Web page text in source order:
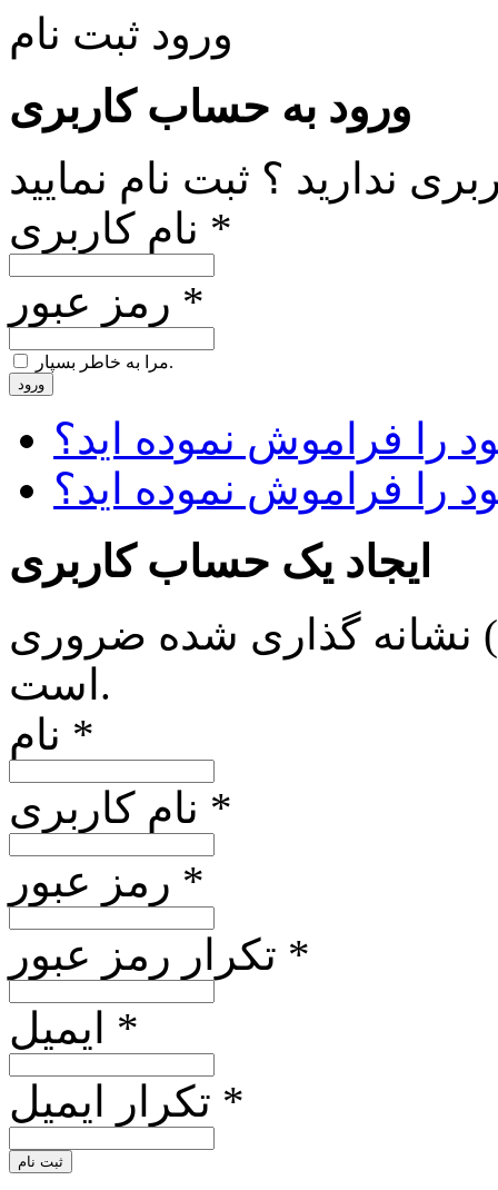
ورود ثبت نام
ورود به حساب کاربری
ندارید ؟ ثبت نام نمایید
نام کاربری *
رمز عبور *
مرا به خاطر بسپار.
ورود
را فراموش نموده اید؟
را فراموش نموده اید؟
ایجاد یک حساب کاربری
نشانه گذاری شده ضروری
است.
نام *
نام کاربری *
رمز عبور *
تکرار رمز عبور *
ایمیل *
تکرار ایمیل *
ثبت نام